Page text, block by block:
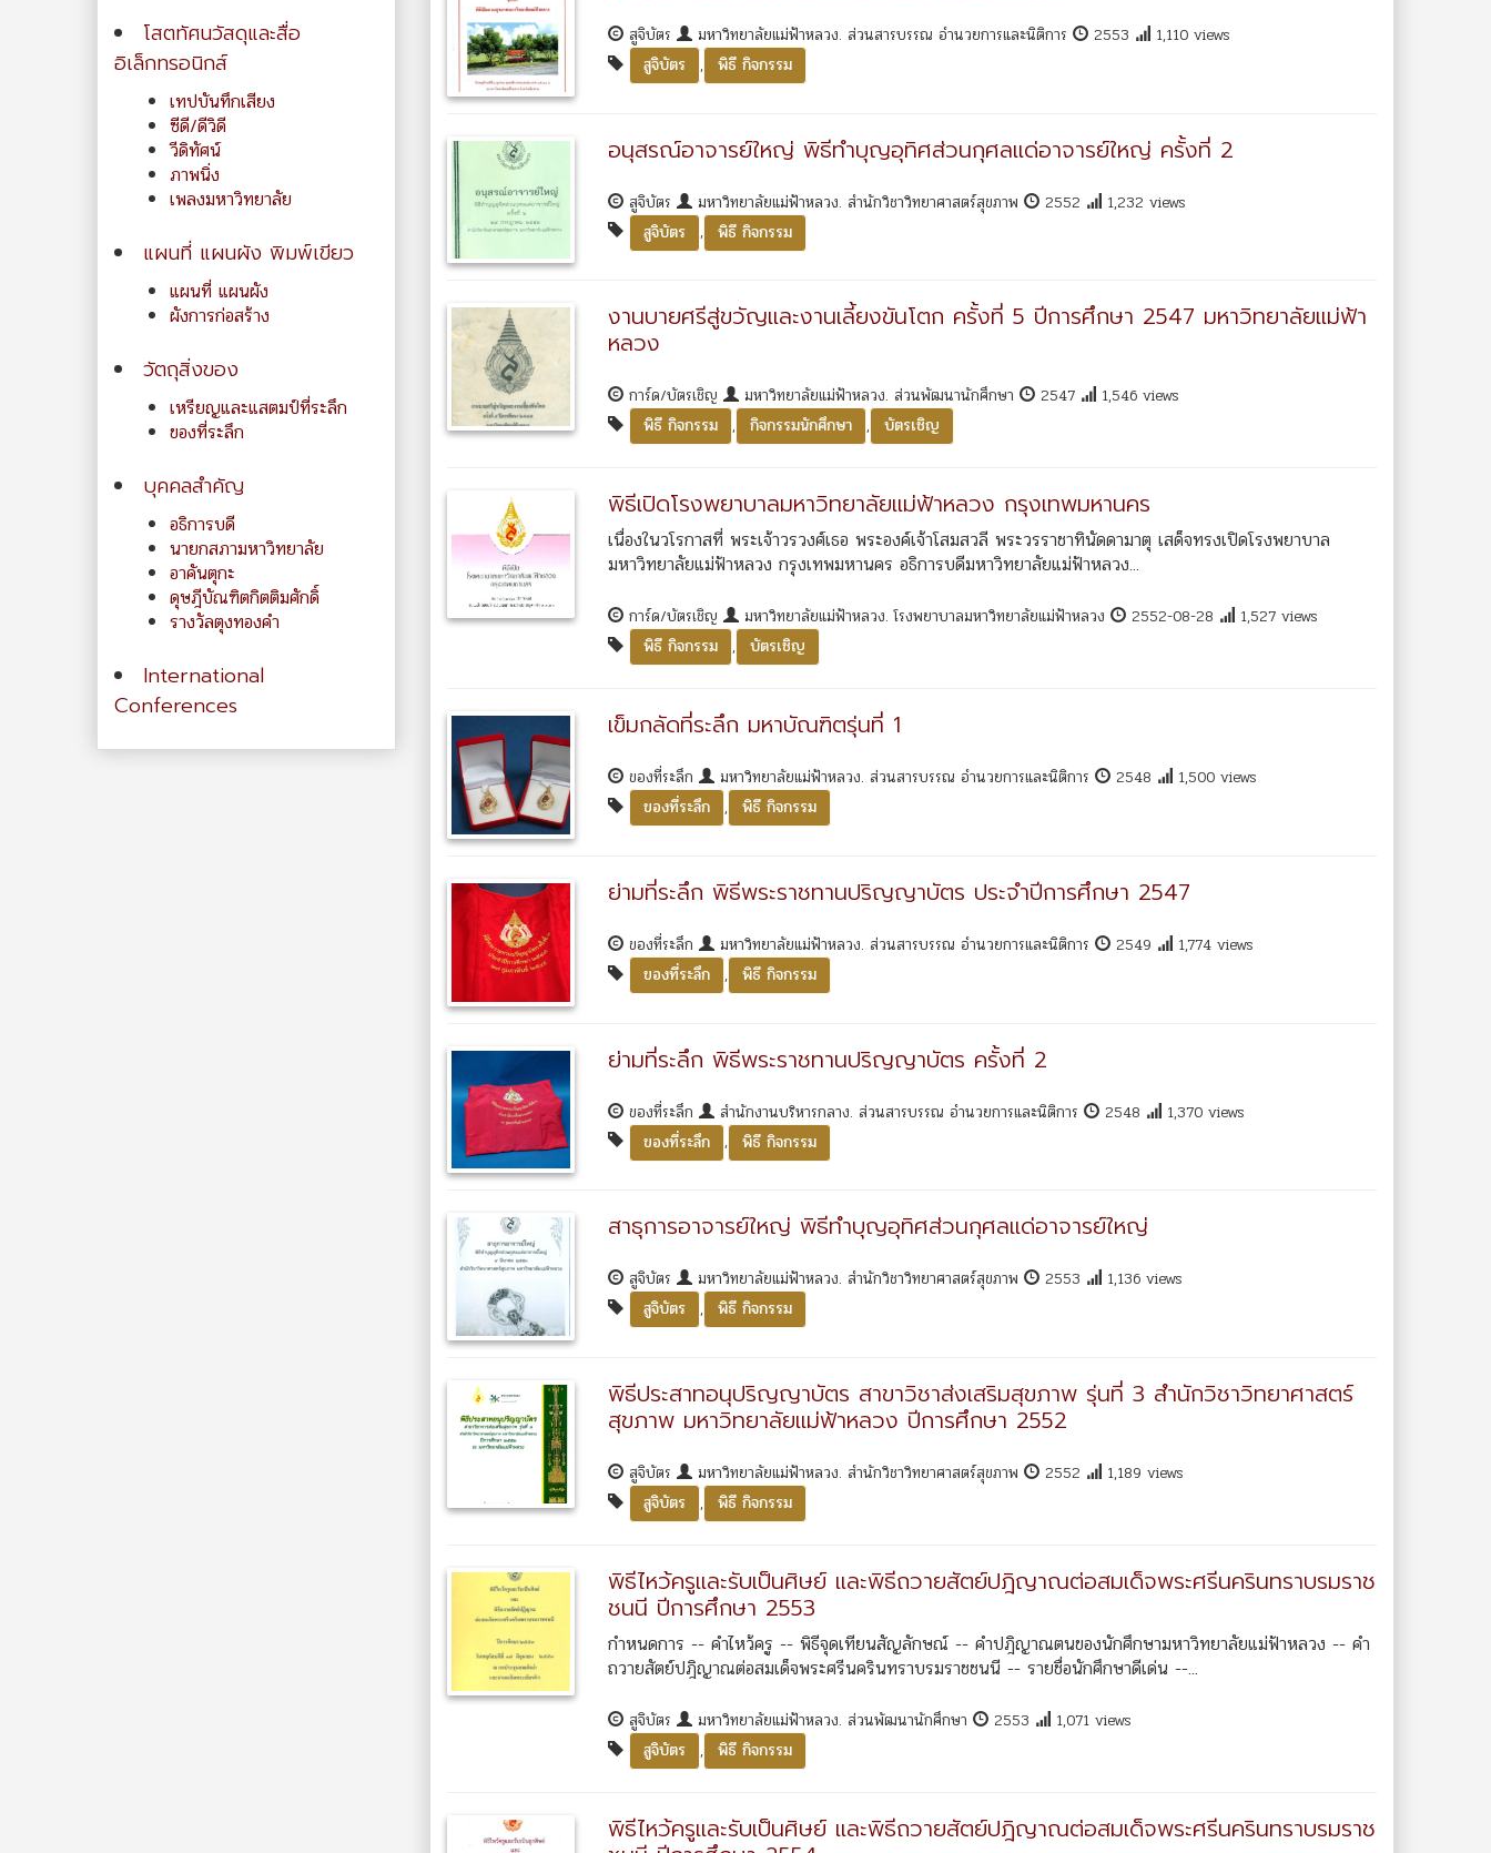
โสตทัศนวัสดุและสื่อ
อิเล็กทรอนิกส์
เทปบันทึกเสียง
ซีดี/ดีวิดี
วีดิทัศน์
ภาพนิ่ง
เพลงมหาวิทยาลัย
แผนที่ แผนผัง พิมพ์เขียว
แผนที่ แผนผัง
ผังการก่อสร้าง
วัตถุสิ่งของ
เหรียญและแสตมป์ที่ระลึก
ของที่ระลึก
บุคคลสำคัญ
อธิการบดี
นายกสภามหาวิทยาลัย
อาคันตุกะ
ดุษฎีบัณฑิตกิตติมศักดิ์
รางวัลตุงทองคำ
International
Conferences
สูจิบัตร มหาวิทยาลัยแม่ฟ้าหลวง. ส่วนสารบรรณ อำนวยการและนิติการ 2553
1,110 views
สูจิบัตร
, พิธี กิจกรรม
อนุสรณ์อาจารย์ใหญ่ พิธีทำบุญอุทิศส่วนกุศลแด่อาจารย์ใหญ่ ครั้งที่ 2
สูจิบัตร มหาวิทยาลัยแม่ฟ้าหลวง. สำนักวิชาวิทยาศาสตร์สุขภาพ 2552
1,232 views
สูจิบัตร
, พิธี กิจกรรม
งานบายศรีสู่ขวัญและงานเลี้ยงขันโตก ครั้งที่ 5 ปีการศึกษา 2547 มหาวิทยาลัยแม่ฟ้า
หลวง
การ์ด/บัตรเชิญ มหาวิทยาลัยแม่ฟ้าหลวง. ส่วนพัฒนานักศึกษา 2547
1,546 views
พิธี กิจกรรม
, กิจกรรมนักศึกษา , บัตรเชิญ
พิธีเปิดโรงพยาบาลมหาวิทยาลัยแม่ฟ้าหลวง กรุงเทพมหานคร
เนื่องในวโรกาสที่ พระเจ้าวรวงศ์เธอ พระองค์เจ้าโสมสวลี พระวรราชาทินัดดามาตุ เสด็จทรงเปิดโรงพยาบาล
มหาวิทยาลัยแม่ฟ้าหลวง กรุงเทพมหานคร อธิการบดีมหาวิทยาลัยแม่ฟ้าหลวง...
การ์ด/บัตรเชิญ มหาวิทยาลัยแม่ฟ้าหลวง. โรงพยาบาลมหาวิทยาลัยแม่ฟ้าหลวง 2552-08-28
1,527 views
พิธี กิจกรรม
, บัตรเชิญ
เข็มกลัดที่ระลึก มหาบัณฑิตรุ่นที่ 1
ของที่ระลึก มหาวิทยาลัยแม่ฟ้าหลวง. ส่วนสารบรรณ อำนวยการและนิติการ 2548
1,500 views
ของที่ระลึก
, พิธี กิจกรรม
ย่ามที่ระลึก พิธีพระราชทานปริญญาบัตร ประจำปีการศึกษา 2547
ของที่ระลึก มหาวิทยาลัยแม่ฟ้าหลวง. ส่วนสารบรรณ อำนวยการและนิติการ 2549
1,774 views
ของที่ระลึก
, พิธี กิจกรรม
ย่ามที่ระลึก พิธีพระราชทานปริญญาบัตร ครั้งที่ 2
ของที่ระลึก สำนักงานบริหารกลาง. ส่วนสารบรรณ อำนวยการและนิติการ 2548
1,370 views
ของที่ระลึก
, พิธี กิจกรรม
สาธุการอาจารย์ใหญ่ พิธีทำบุญอุทิศส่วนกุศลแด่อาจารย์ใหญ่
สูจิบัตร มหาวิทยาลัยแม่ฟ้าหลวง. สำนักวิชาวิทยาศาสตร์สุขภาพ 2553
1,136 views
สูจิบัตร
, พิธี กิจกรรม
พิธีประสาทอนุปริญญาบัตร สาขาวิชาส่งเสริมสุขภาพ รุ่นที่ 3 สำนักวิชาวิทยาศาสตร์
สุขภาพ มหาวิทยาลัยแม่ฟ้าหลวง ปีการศึกษา 2552
สูจิบัตร มหาวิทยาลัยแม่ฟ้าหลวง. สำนักวิชาวิทยาศาสตร์สุขภาพ 2552
1,189 views
สูจิบัตร
, พิธี กิจกรรม
พิธีไหว้ครูและรับเป็นศิษย์ และพิธีถวายสัตย์ปฎิญาณต่อสมเด็จพระศรีนครินทราบรมราช
ชนนี ปีการศึกษา 2553
กำหนดการ -- คำไหว้ครู -- พิธีจุดเทียนสัญลักษณ์ -- คำปฎิญาณตนของนักศึกษามหาวิทยาลัยแม่ฟ้าหลวง -- คำ
ถวายสัตย์ปฎิญาณต่อสมเด็จพระศรีนครินทราบรมราชชนนี -- รายชื่อนักศึกษาดีเด่น --...
สูจิบัตร มหาวิทยาลัยแม่ฟ้าหลวง. ส่วนพัฒนานักศึกษา 2553
1,071 views
สูจิบัตร
, พิธี กิจกรรม
พิธีไหว้ครูและรับเป็นศิษย์ และพิธีถวายสัตย์ปฎิญาณต่อสมเด็จพระศรีนครินทราบรมราช